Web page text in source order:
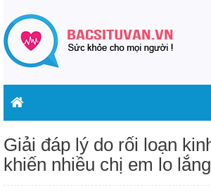
Giải đáp lý do rối loạn
khiến nhiều chị em lo lắng